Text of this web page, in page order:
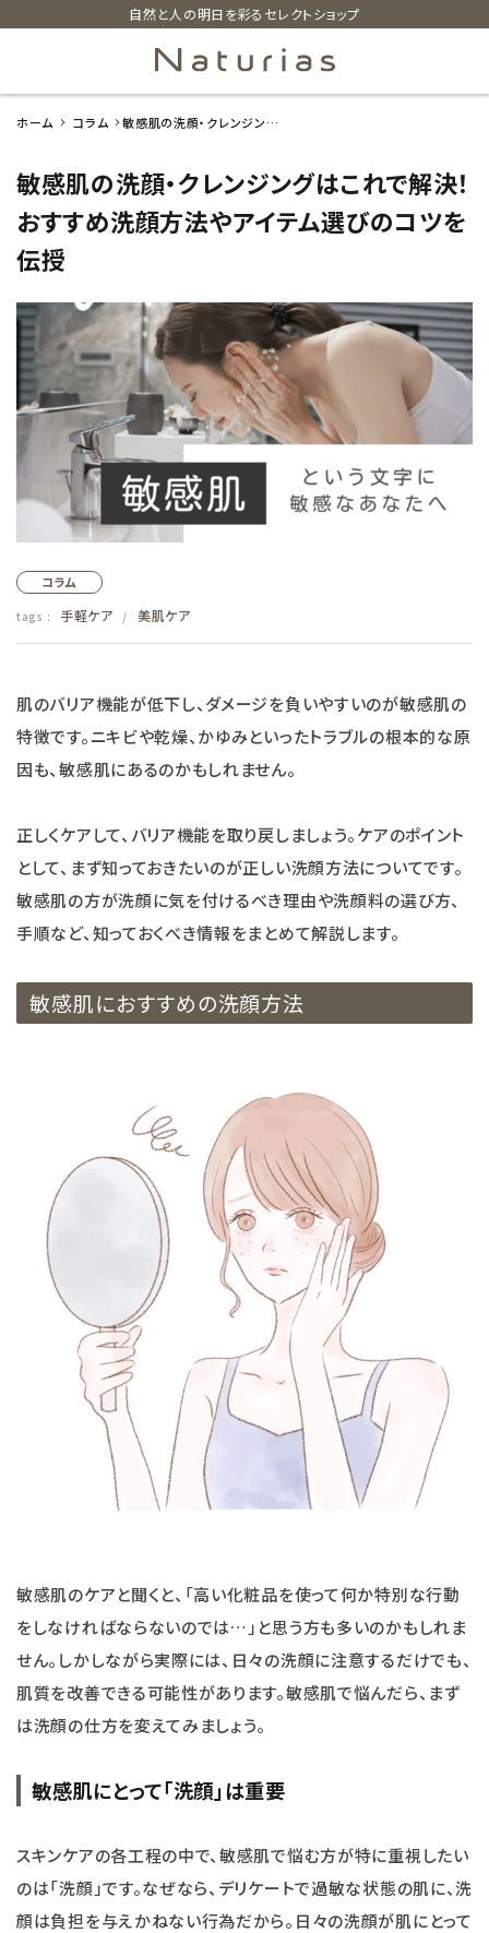
自然と人の明日を彩るセレクトショップ
ホーム
新着商品
カテゴリーから探す
美容・コスメ・香水
衛生用品
日用品雑貨
フェムケア
インナー・下着・ナイトウェア
キッチン用品
フード
ブランド
オリジナルブランド
ナチュラムーン
エコリュクス
アルマウィン
アルモニベルツ
コラム・特集
ご利用ガイド等
ホーム コラム
敏感肌の洗顔・クレンジング
伝授
敏感肌の洗顔・クレンジングはこれで解決！
おすすめ洗顔方法やアイテム選びのコツを
伝授
コラム
tags : 手軽ケア / 美肌ケア
肌のバリア機能が低下し、ダメージを負いやすいのが敏感肌の
特徴です。ニキビや乾燥、かゆみといったトラブルの根本的な原
因も、敏感肌にあるのかもしれません。
正しくケアして、バリア機能を取り戻しましょう。ケアのポイント
として、まず知っておきたいのが正しい洗顔方法についてです。
敏感肌の方が洗顔に気を付けるべき理由や洗顔料の選び方、
手順など、知っておくべき情報をまとめて解説します。
敏感肌におすすめの洗顔方法
敏感肌のケアと聞くと、「高い化粧品を使って何か特別な行動
をしなければならないのでは…」と思う方も多いのかもしれま
せん。しかしながら実際には、日々の洗顔に注意するだけでも、
肌質を改善できる可能性があります。敏感肌で悩んだら、まず
は洗顔の仕方を変えてみましょう。
敏感肌にとって「洗顔」は重要
スキンケアの各工程の中で、敏感肌で悩む方が特に重視したい
のは「洗顔」です。なぜなら、デリケートで過敏な状態の肌に、洗
顔は負担を与えかねない行為だから。日々の洗顔が肌にとって